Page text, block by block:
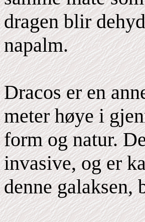
dragen blir
napalm.
Dracos er en
meter høye i
form og natur.
invasive, og er
denne galaksen,